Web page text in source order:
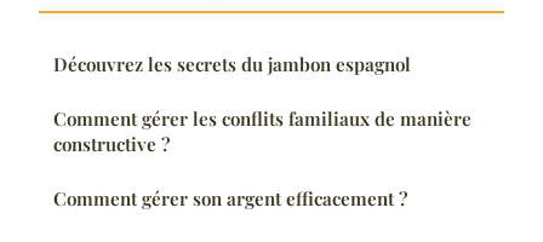
Découvrez les secrets du jambon espagnol
Comment gérer les conflits familiaux de manière
constructive ?
Comment gérer son argent efficacement ?